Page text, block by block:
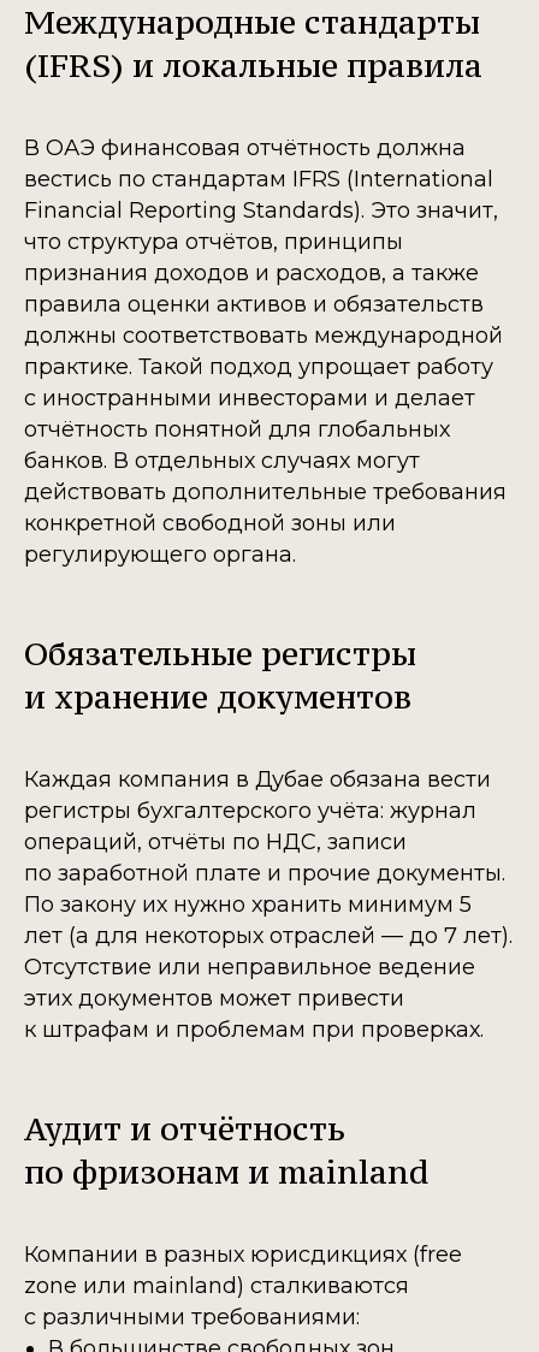
Международные стандарты
(IFRS) и локальные правила
В ОАЭ финансовая отчётность должна
вестись по стандартам IFRS (International
Financial Reporting Standards). Это значит,
что структура отчётов, принципы
признания доходов и расходов, а также
правила оценки активов и обязательств
должны соответствовать международной
практике. Такой подход упрощает работу
с иностранными инвесторами и делает
отчётность понятной для глобальных
банков. В отдельных случаях могут
действовать дополнительные требования
конкретной свободной зоны или
регулирующего органа.
Обязательные регистры
и хранение документов
Каждая компания в Дубае обязана вести
регистры бухгалтерского учёта: журнал
операций, отчёты по НДС, записи
по заработной плате и прочие документы.
По закону их нужно хранить минимум 5
лет (а для некоторых отраслей — до 7 лет).
Отсутствие или неправильное ведение
этих документов может привести
к штрафам и проблемам при проверках.
Аудит и отчётность
по фризонам и mainland
Компании в разных юрисдикциях (free
zone или mainland) сталкиваются
с различными требованиями: